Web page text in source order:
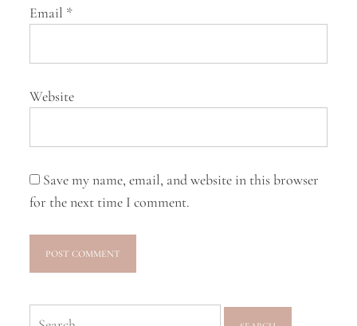
Email *
Website
Save my name, email, and website in this browser
for the next time I comment.